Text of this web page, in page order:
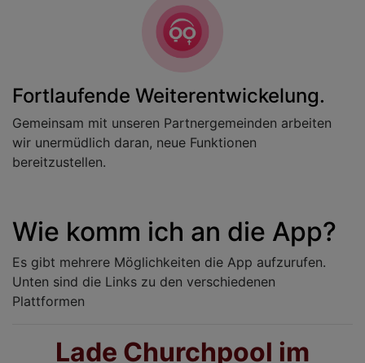
Fortlaufende Weiterentwickelung.
Gemeinsam mit unseren Partnergemeinden arbeiten
wir unermüdlich daran, neue Funktionen
bereitzustellen.
Wie komm ich an die App?
Es gibt mehrere Möglichkeiten die App aufzurufen.
Unten sind die Links zu den verschiedenen
Plattformen
Lade Churchpool im